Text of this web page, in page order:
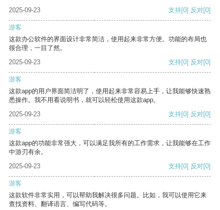
2025-09-23 支持[0] 反对[0]
游客
这款办公软件的界面设计非常简洁，使用起来非常方便。功能的布局也
很合理，一目了然。
2025-09-23
支持[0] 反对[0]
游客
这款app的用户界面简洁明了，使用起来非常容易上手，让我能够快速熟
悉操作。我不用看说明书，就可以轻松使用这款app。
2025-09-23
支持[0] 反对[0]
游客
这款app的功能非常强大，可以满足我所有的工作需求，让我能够在工作
中游刃有余。
2025-09-23
支持[0] 反对[0]
游客
这款软件非常实用，可以帮助我解决很多问题。比如，我可以使用它来
查找资料、翻译语言、编写代码等。